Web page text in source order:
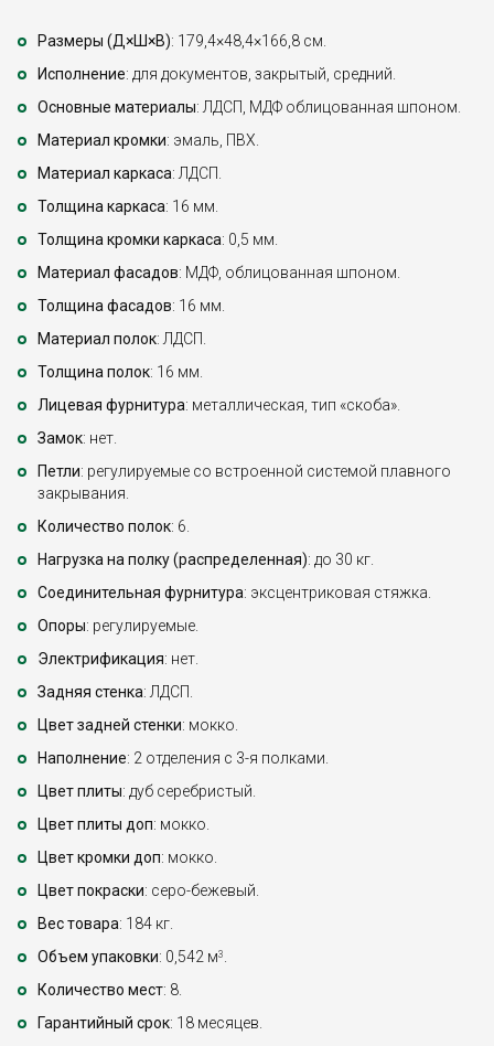
Размеры (Д×Ш×В): 179,4×48,4×166,8 см.
Исполнение: для документов, закрытый, средний.
Основные материалы: ЛДСП, МДФ облицованная шпоном.
Материал кромки: эмаль, ПВХ.
Материал каркаса: ЛДСП.
Толщина каркаса: 16 мм.
Толщина кромки каркаса: 0,5 мм.
Материал фасадов: МДФ, облицованная шпоном.
Толщина фасадов: 16 мм.
Материал полок: ЛДСП.
Толщина полок: 16 мм.
Лицевая фурнитура: металлическая, тип «скоба».
Замок: нет.
Петли: регулируемые со встроенной системой плавного
закрывания.
Количество полок: 6.
Нагрузка на полку (распределенная): до 30 кг.
Соединительная фурнитура: эксцентриковая стяжка.
Опоры: регулируемые.
Электрификация: нет.
Задняя стенка: ЛДСП.
Цвет задней стенки: мокко.
Наполнение: 2 отделения с 3-я полками.
Цвет плиты: дуб серебристый.
Цвет плиты доп: мокко.
Цвет кромки доп: мокко.
Цвет покраски: серо-бежевый.
Вес товара: 184 кг.
Объем упаковки: 0,542 м3 .
Количество мест: 8.
Гарантийный срок: 18 месяцев.